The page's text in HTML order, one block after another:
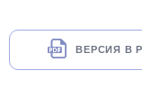
ВЕРСИЯ В